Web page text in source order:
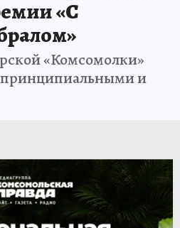
«С
«Комсомолки»
и